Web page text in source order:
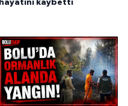
hayatını kaybetti